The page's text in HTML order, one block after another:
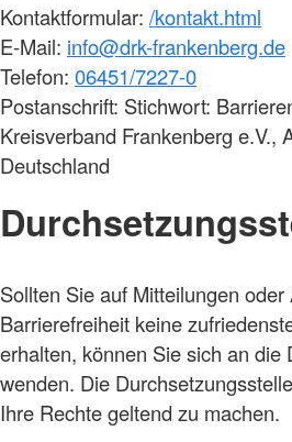
Kontaktformular: /kontakt.html
E-Mail: info@drk-frankenberg.de
Telefon: 06451/7227-0
Postanschrift: Stichwort:
Kreisverband Frankenberg e.V.,
Deutschland
Sollten Sie auf Mitteilungen
Barrierefreiheit keine
erhalten, können Sie sich an die
wenden. Die
Ihre Rechte geltend zu machen.